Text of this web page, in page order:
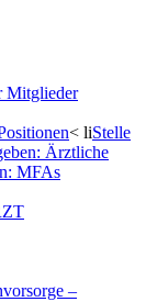
Mitglieder
< liStelle
Ärztliche
MFAs
–